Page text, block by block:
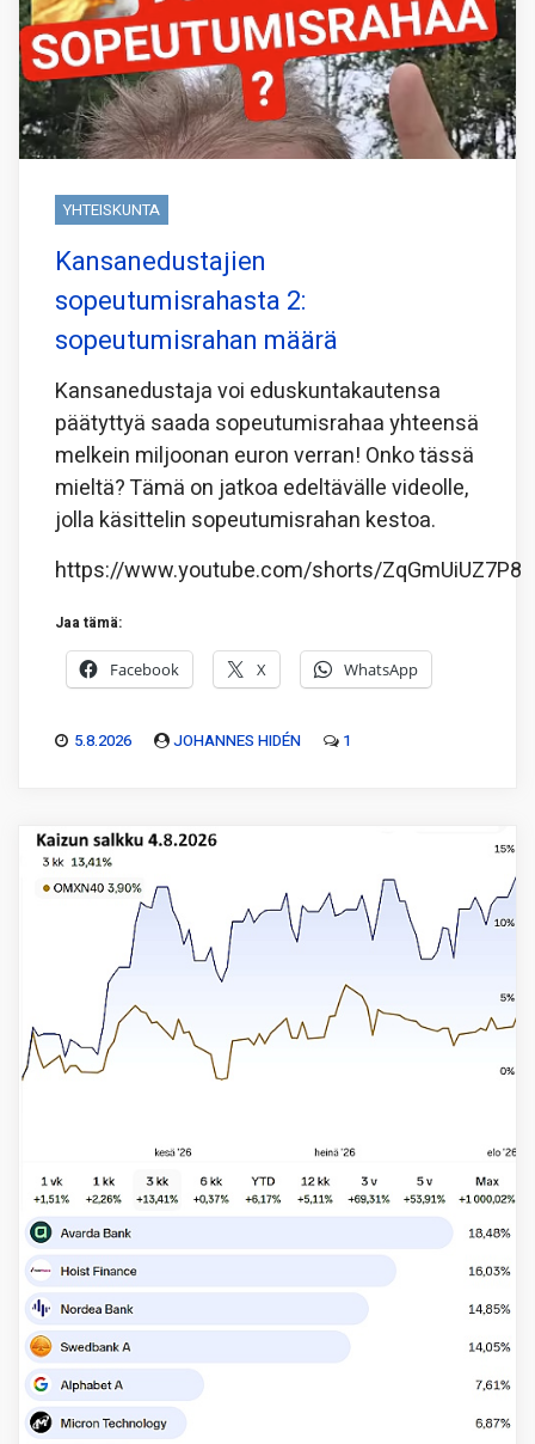
YHTEISKUNTA
Kansanedustajien
sopeutumisrahasta 2:
sopeutumisrahan määrä
Kansanedustaja voi eduskuntakautensa
päätyttyä saada sopeutumisrahaa yhteensä
melkein miljoonan euron verran! Onko tässä
mieltä? Tämä on jatkoa edeltävälle videolle,
jolla käsittelin sopeutumisrahan kestoa.
https://www.youtube.com/shorts/ZqGmUiUZ7P8
Jaa tämä:
Facebook X WhatsApp
5.8.2026 JOHANNES HIDÉN 1